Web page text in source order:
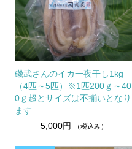
磯武さんのイカ一夜干し1kg
（4匹～5匹）※1匹200ｇ～40
0ｇ超とサイズは不揃いとなり
ます
5,000円
（税込み）